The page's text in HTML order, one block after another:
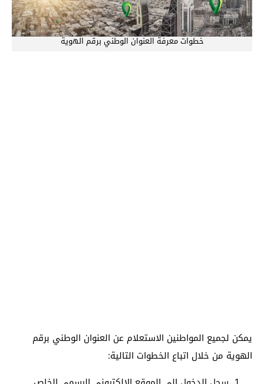
خطوات معرفة العنوان الوطني برقم الهوية
يمكن لجميع المواطنين الاستعلام عن العنوان الوطني برقم
الهوية من خلال اتباع الخطوات التالية: